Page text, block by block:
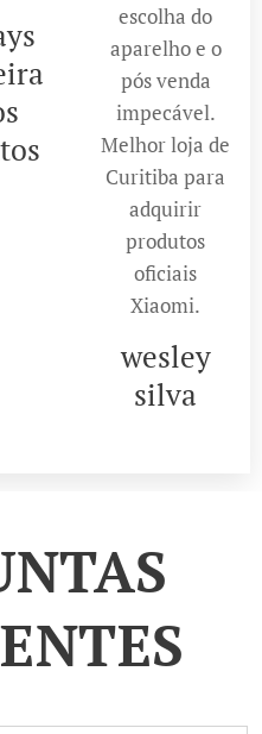
escolha do
aparelho e o
pós venda
impecável.
Melhor loja de
Curitiba para
adquirir
produtos
oficiais
Xiaomi.
wesley
silva